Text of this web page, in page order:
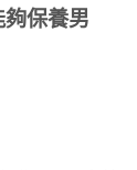
保養男